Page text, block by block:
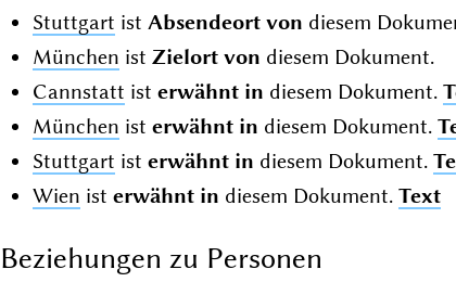
Stuttgart ist Absendeort von diesem
München ist Zielort von diesem Dokument.
Cannstatt ist erwähnt in diesem Dokument.
München ist erwähnt in diesem Dokument.
Stuttgart ist erwähnt in diesem Dokument.
Wien ist erwähnt in diesem Dokument. Text
Beziehungen zu Personen